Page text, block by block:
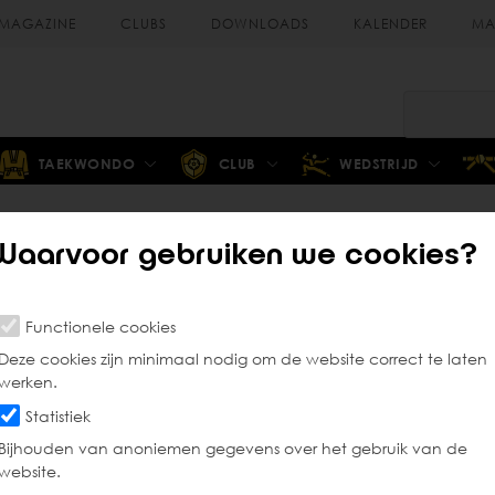
gebruiken we cookies?
Functionele cookies
Deze cookies zijn minimaal nodig om de website correct te laten
Statistiek
Bijhouden van anoniemen gegevens over het gebruik van de
MAGAZINE CLUBS DOWNLOADS KALENDER
TAEKWONDO CLUB WEDSTRIJD
heeft men een coachkaart nodig. Deze
de beginnende coach. Voor coaches die reeds